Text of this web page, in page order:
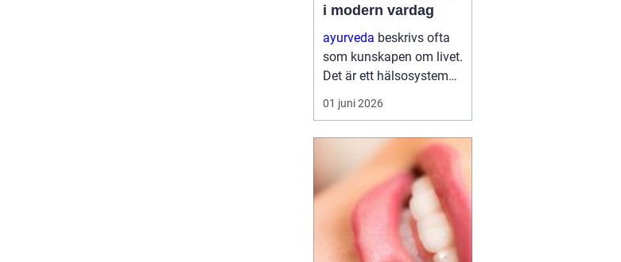
i modern vardag
ayurveda beskrivs ofta
som kunskapen om livet.
Det är ett hälsosystem
som betonar balans,
helhet och samspelet
omgivning. I stället för
att bara fokusera på
symtom försöker
ayurve...
01 juni 2026